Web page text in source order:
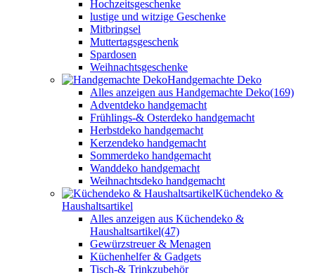
Hochzeitsgeschenke
lustige und witzige Geschenke
Mitbringsel
Muttertagsgeschenk
Spardosen
Weihnachtsgeschenke
Handgemachte Deko
Alles anzeigen aus Handgemachte Deko(169)
Adventdeko handgemacht
Frühlings-& Osterdeko handgemacht
Herbstdeko handgemacht
Kerzendeko handgemacht
Sommerdeko handgemacht
Wanddeko handgemacht
Weihnachtsdeko handgemacht
Küchendeko &
Haushaltsartikel
Alles anzeigen aus Küchendeko &
Haushaltsartikel(47)
Gewürzstreuer & Menagen
Küchenhelfer & Gadgets
Tisch-& Trinkzubehör